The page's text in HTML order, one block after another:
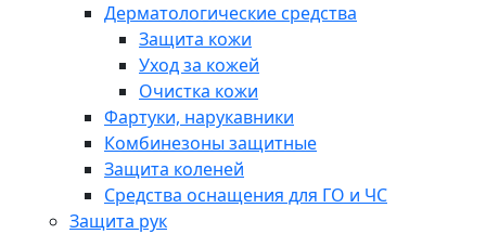
Дерматологические средства
Защита кожи
Уход за кожей
Очистка кожи
Фартуки, нарукавники
Комбинезоны защитные
Защита коленей
Средства оснащения для ГО и ЧС
Защита рук